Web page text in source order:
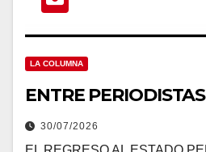
LA COLUMNA
ENTRE PERIODISTAS
30/07/2026